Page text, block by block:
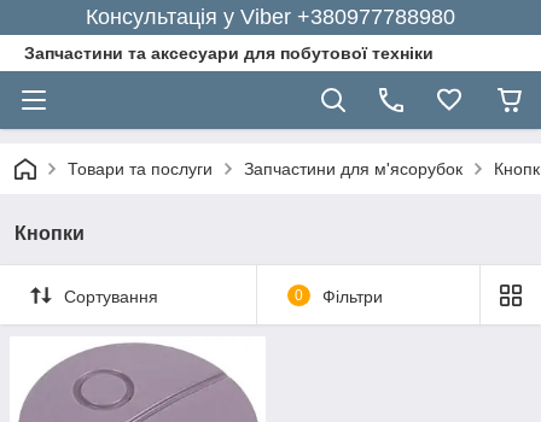
Консультація у Viber +380977788980
Запчастини та аксесуари для побутової техніки
Товари та послуги Запчастини для м'ясорубок
Кнопки
Сортування 0 Фільтри